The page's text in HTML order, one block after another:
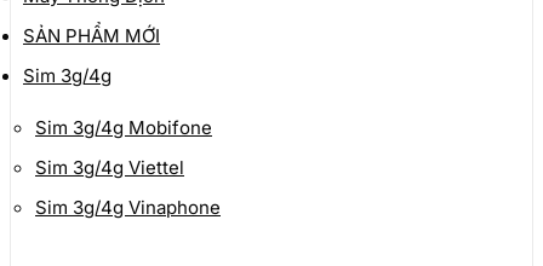
SẢN PHẨM MỚI
Sim 3g/4g
Sim 3g/4g Mobifone
Sim 3g/4g Viettel
Sim 3g/4g Vinaphone